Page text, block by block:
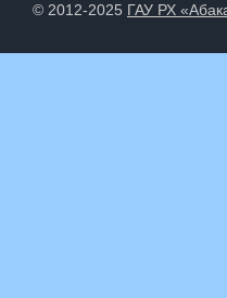
© 2012-2025 ГАУ РХ